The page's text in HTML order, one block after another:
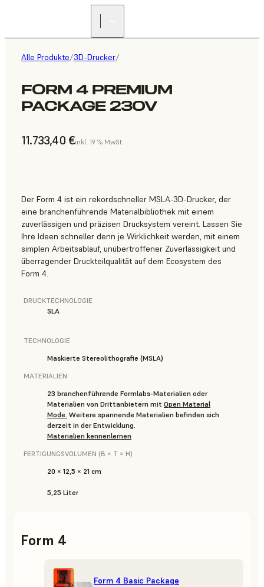
Alle Produkte/3D-Drucker/
FORM 4 PREMIUM
PACKAGE 230V
11.733,40 €inkl. 19 % MwSt.
Der Form 4 ist ein rekordschneller MSLA-3D-Drucker, der
eine branchenführende Materialbibliothek mit einem
zuverlässigen und präzisen Drucksystem vereint. Lassen Sie
Ihre Ideen schneller denn je Wirklichkeit werden, mit einem
simplen Arbeitsablauf, unübertroffener Zuverlässigkeit und
überragender Druckteilqualität auf dem Ecosystem des
Form 4.
DRUCKTECHNOLOGIE
SLA
TECHNOLOGIE
Maskierte Stereolithografie (MSLA)
MATERIALIEN
23 branchenführende Formlabs-Materialien oder
Materialien von Drittanbietern mit Open Material
Mode. Weitere spannende Materialien befinden sich
derzeit in der Entwicklung.
Materialien kennenlernen
FERTIGUNGSVOLUMEN (B × T × H)
20 × 12,5 × 21 cm
5,25 Liter
Form 4
Form 4 Basic Package